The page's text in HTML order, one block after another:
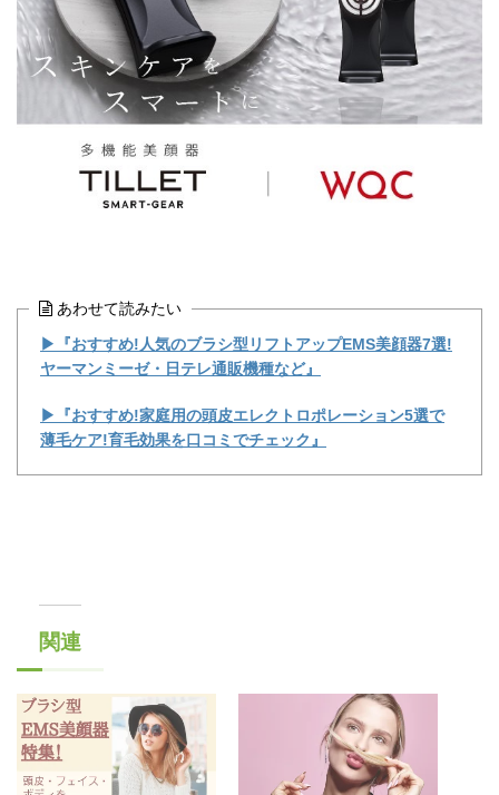
あわせて読みたい
▶『おすすめ!人気のブラシ型リフトアップEMS美顔器7選!
ヤーマンミーゼ・日テレ通販機種など』
▶『おすすめ!家庭用の頭皮エレクトロポレーション5選で
薄毛ケア!育毛効果を口コミでチェック』
関連